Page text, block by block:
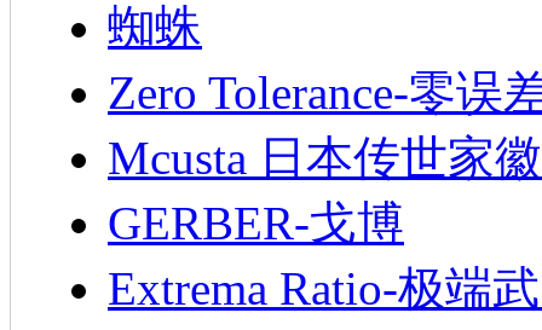
蜘蛛
Zero Tolerance-零误
Mcusta 日本传世家徽
GERBER-戈博
Extrema Ratio-极端